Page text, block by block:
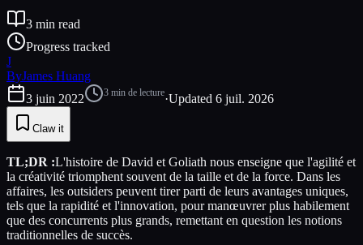
3 min read
Progress tracked
J
ByJames Huang
3 juin 2022
3 min de lecture·Updated 6 juil. 2026
Claw it
TL;DR :L'histoire de David et Goliath nous enseigne que l'agilité et
la créativité triomphent souvent de la taille et de la force. Dans les
affaires, les outsiders peuvent tirer parti de leurs avantages uniques,
tels que la rapidité et l'innovation, pour manœuvrer plus habilement
que des concurrents plus grands, remettant en question les notions
traditionnelles de succès.